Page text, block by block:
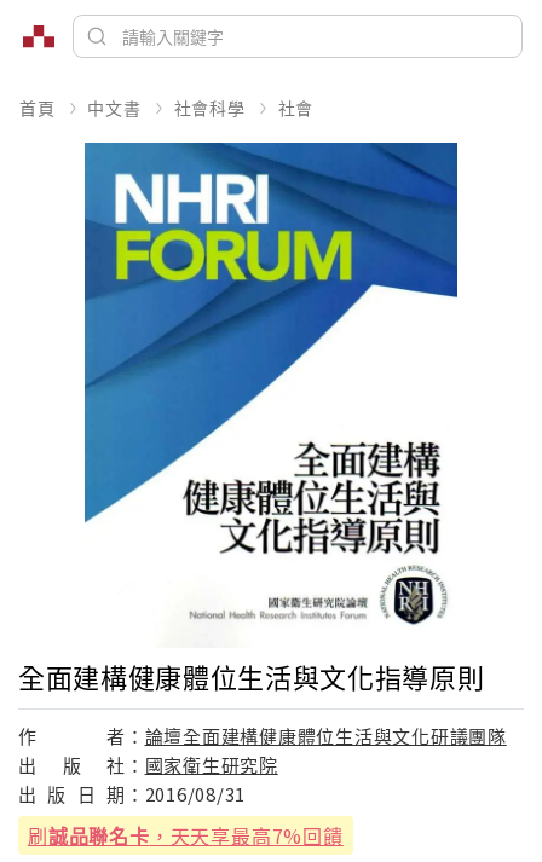
首頁 中文書 社會科學 社會
全面建構健康體位生活與文化指導原則
作 者： 論壇全面建構健康體位生活與文化研議團隊
出
版 社： 國家衛生研究院
出 版 日 期： 2016/08/31
刷誠品聯名卡 ，天天享最高7%回饋